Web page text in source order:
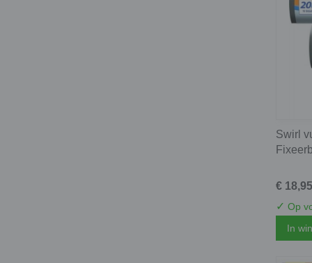
Swirl
€ 18,95
✓ Op
In